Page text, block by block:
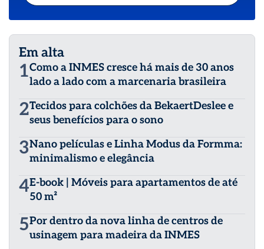
Em alta
1Como a INMES cresce há mais de 30 anos
lado a lado com a marcenaria brasileira
2Tecidos para colchões da BekaertDeslee e
seus benefícios para o sono
3Nano películas e Linha Modus da Formma:
minimalismo e elegância
4E-book | Móveis para apartamentos de até
50 m²
5Por dentro da nova linha de centros de
usinagem para madeira da INMES